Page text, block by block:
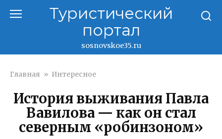
Туристический
портал
sosnovskoe35.ru
Главная » Интересное
История выживания Павла
Вавилова — как он стал
северным «робинзоном»